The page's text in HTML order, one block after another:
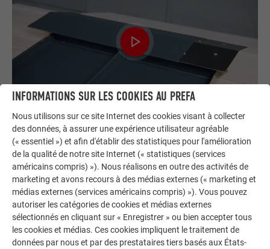
NON VENTILÉE AVEC RECOUVREMENT ≥ 10° DN
FAÎTIÈRE
Cette vidéo monte comment réaliser une faîtière non
ventilée avec recouvrement ≥ 10° DN.
INFORMATIONS SUR LES COOKIES AU PREFA
Nous utilisons sur ce site Internet des cookies visant à collecter
des données, à assurer une expérience utilisateur agréable
(« essentiel ») et afin d'établir des statistiques pour l'amélioration
de la qualité de notre site Internet (« statistiques (services
américains compris) »). Nous réalisons en outre des activités de
marketing et avons recours à des médias externes (« marketing et
médias externes (services américains compris) »). Vous pouvez
autoriser les catégories de cookies et médias externes
sélectionnés en cliquant sur « Enregistrer » ou bien accepter tous
les cookies et médias. Ces cookies impliquent le traitement de
données par nous et par des prestataires tiers basés aux États-